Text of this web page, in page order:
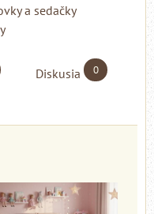
a sedačky
Diskusia 0